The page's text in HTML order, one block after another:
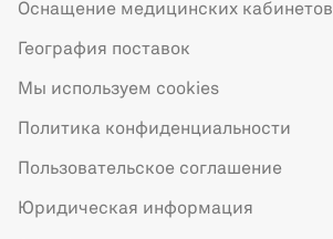
Оснащение медицинских кабинетов
География поставок
Мы используем cookies
Политика конфиденциальности
Пользовательское соглашение
Юридическая информация